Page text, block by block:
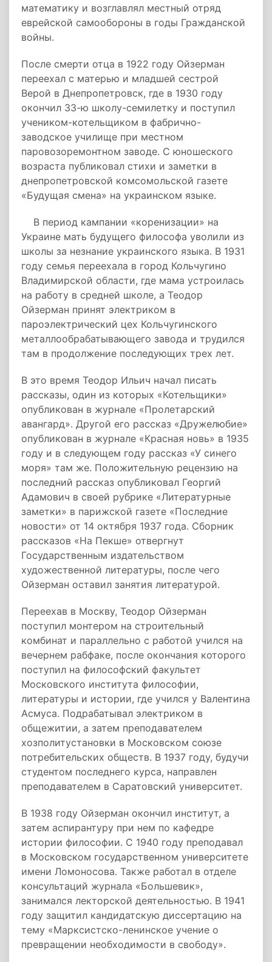
математику и возглавлял местный отряд
еврейской самообороны в годы Гражданской
войны.
После смерти отца в 1922 году Ойзерман
переехал с матерью и младшей сестрой
Верой в Днепропетровск, где в 1930 году
окончил 33-ю школу-семилетку и поступил
учеником-котельщиком в фабрично-
заводское училище при местном
паровозоремонтном заводе. С юношеского
возраста публиковал стихи и заметки в
днепропетровской комсомольской газете
«Будущая смена» на украинском языке.
В период кампании «коренизации» на
Украине мать будущего философа уволили из
школы за незнание украинского языка. В 1931
году семья переехала в город Кольчугино
Владимирской области, где мама устроилась
на работу в средней школе, а Теодор
Ойзерман принят электриком в
пароэлектрический цех Кольчугинского
металлообрабатывающего завода и трудился
там в продолжение последующих трех лет.
В это время Теодор Ильич начал писать
рассказы, один из которых «Котельщики»
опубликован в журнале «Пролетарский
авангард». Другой его рассказ «Дружелюбие»
опубликован в журнале «Красная новь» в 1935
году и в следующем году рассказ «У синего
моря» там же. Положительную рецензию на
последний рассказ опубликовал Георгий
Адамович в своей рубрике «Литературные
заметки» в парижской газете «Последние
новости» от 14 октября 1937 года. Сборник
рассказов «На Пекше» отвергнут
Государственным издательством
художественной литературы, после чего
Ойзерман оставил занятия литературой.
Переехав в Москву, Теодор Ойзерман
поступил монтером на строительный
комбинат и параллельно с работой учился на
вечернем рабфаке, после окончания которого
поступил на философский факультет
Московского института философии,
литературы и истории, где учился у Валентина
Асмуса. Подрабатывал электриком в
общежитии, а затем преподавателем
хозполитустановки в Московском союзе
потребительских обществ. В 1937 году, будучи
студентом последнего курса, направлен
преподавателем в Саратовский университет.
В 1938 году Ойзерман окончил институт, а
затем аспирантуру при нем по кафедре
истории философии. С 1940 году преподавал
в Московском государственном университете
имени Ломоносова. Также работал в отделе
консультаций журнала «Большевик»,
занимался лекторской деятельностью. В 1941
году защитил кандидатскую диссертацию на
тему «Марксистско-ленинское учение о
превращении необходимости в свободу».